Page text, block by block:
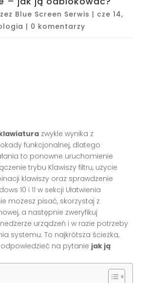
Blue Screen Serwis | cze 14,
| 0 komentarzy
zwykle wynika z
funkcjonalnej, dlatego
to ponowne uruchomienie
trybu Klawiszy filtru, użycie
klawiszy oraz sprawdzenie
10 i 11 w sekcji Ułatwienia
możesz pisać, skorzystaj z
a następnie zweryfikuj
urządzeń i w razie potrzeby
systemu. To najkrótsza ścieżka,
na pytanie jak ją